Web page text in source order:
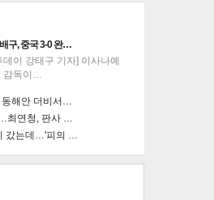
구, 중국 3-0 완…
데이 강태구 기자] 이사나예
감독이…
동해안 더비서…
최연청, 판사 …
갔는데…'피의 …